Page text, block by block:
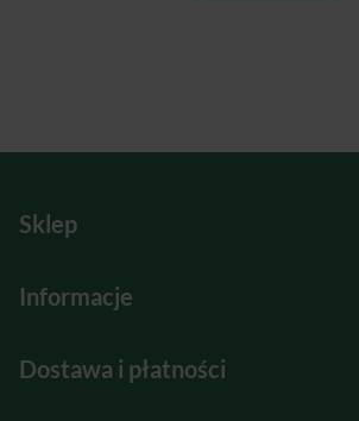
Sklep
Informacje
Dostawa i płatności